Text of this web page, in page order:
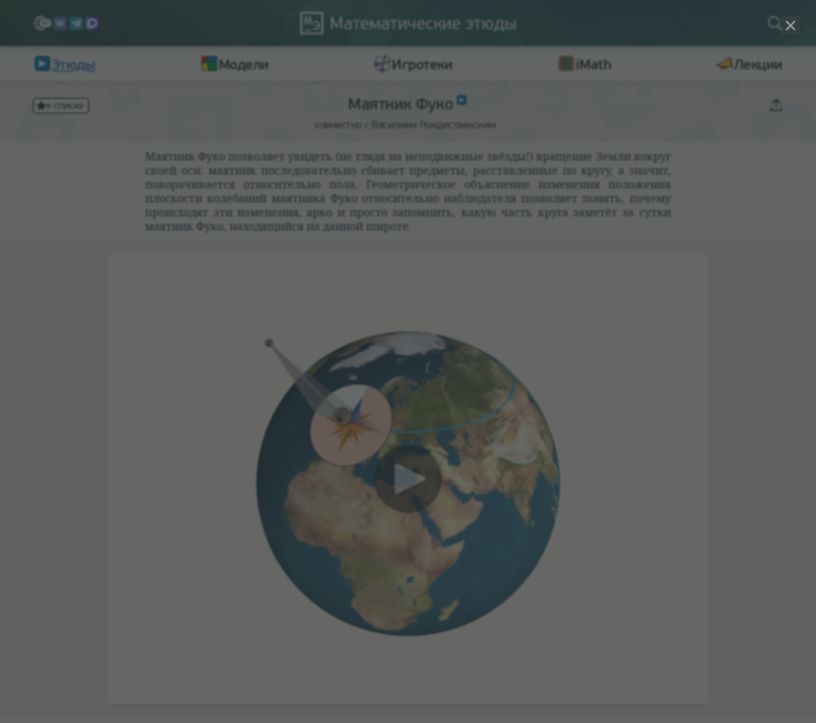
Математические этюды
Этюды Модели Игротеки iMath Лекции
К СПИСКУ Маятник Фуко
совместно с Василием Рождественским
Маят­ник Фуко поз­во­ляет уви­деть (не глядя на непо­движ­ные звёзды!) враще­ние Земли вокруг
своей оси: маят­ник после­до­ва­тельно сби­вает пред­меты, рас­став­лен­ные по кругу, а зна­чит,
пово­ра­чи­ва­ется отно­си­тельно пола. Геомет­ри­че­ское объяс­не­ние изме­не­ния положе­ния
плос­ко­сти коле­ба­ний маят­ника Фуко отно­си­тельно наблю­да­теля поз­во­ляет понять, почему
про­ис­хо­дят эти изме­не­ния, ярко и про­сто запом­нить, какую часть круга заме­тёт за сутки
маят­ник Фуко, нахо­дящийся на дан­ной широте.